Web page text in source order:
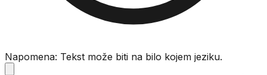
Napomena: Tekst može biti na bilo kojem jeziku.